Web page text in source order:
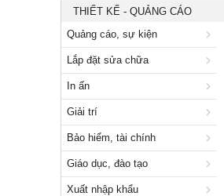
Dịch vụ
Quảng cáo, sự kiện
Lắp đặt sửa chữa
In ấn
Bảo hiểm, tài chính
Giáo dục, đào tạo
THIẾT KẾ - QUẢNG CÁO
Quảng cáo, sự kiện
Lắp đặt sửa chữa
In ấn
Giải trí
Bảo hiểm, tài chính
Giáo dục, đào tạo
Xuất nhập khẩu